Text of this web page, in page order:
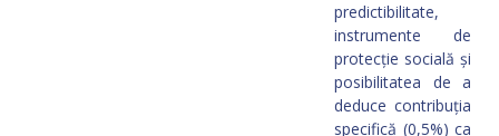
predictibilitate,
instrumente de
protecție socială și
posibilitatea de a
deduce contribuția
specifică (0,5%) ca